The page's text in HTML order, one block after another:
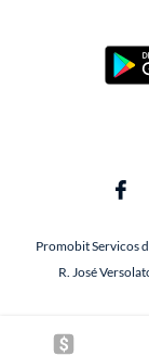
Promobit Servicos
R. José